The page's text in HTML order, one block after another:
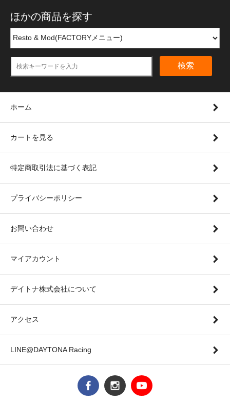
ほかの商品を探す
検索
ホーム
カートを見る
特定商取引法に基づく表記
プライバシーポリシー
お問い合わせ
マイアカウント
デイトナ株式会社について
アクセス
LINE@DAYTONA Racing